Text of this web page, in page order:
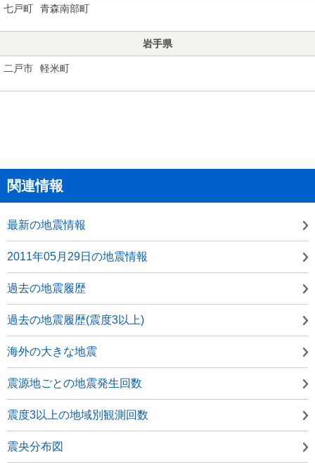
七戸町 青森南部町
岩手県
二戸市 軽米町
関連情報
最新の地震情報
2011年05月29日の地震情報
過去の地震履歴
過去の地震履歴(震度3以上)
海外の大きな地震
震源地ごとの地震発生回数
震度3以上の地域別観測回数
震央分布図